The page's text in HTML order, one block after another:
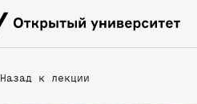
Назад к лекции